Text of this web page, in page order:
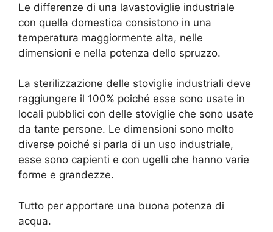
Le differenze di una lavastoviglie industriale
con quella domestica consistono in una
temperatura maggiormente alta, nelle
dimensioni e nella potenza dello spruzzo.
La sterilizzazione delle stoviglie industriali deve
raggiungere il 100% poiché esse sono usate in
locali pubblici con delle stoviglie che sono usate
da tante persone. Le dimensioni sono molto
diverse poiché si parla di un uso industriale,
esse sono capienti e con ugelli che hanno varie
forme e grandezze.
Tutto per apportare una buona potenza di
acqua.